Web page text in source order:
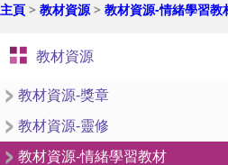
主頁 > 教材資源> 教材資源-情緒學習教
教材資源
教材資源-獎章
教材資源-靈修
教材資源-情緒學習教材